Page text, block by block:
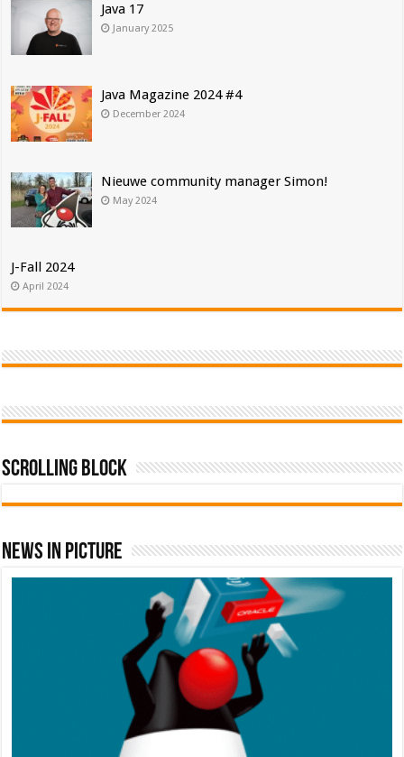
Java 17
January 2025
Java Magazine 2024 #4
December 2024
Nieuwe community manager Simon!
May 2024
J-Fall 2024
April 2024
Scrolling Block
News In Picture